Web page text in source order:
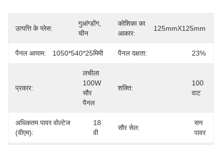
उत्पत्ति के प्लेस:
गुआंग्डोंग,
चीन
कोशिका का
आकार:
125mmX125mm
पैनल आयाम: 1050*540*25मिमी पैनल दक्षता: 23%
प्रकार:
लचीला
100W
सौर
पैनल
शक्ति:
100
वाट
अधिकतम पावर वोल्टेज
(वीएम):
18
वी
सौर सेल:
सन
पावर